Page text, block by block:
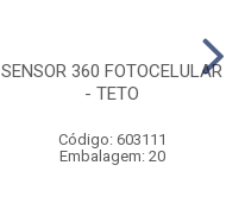
SENSOR 360 FOTOCELULAR
- TETO
Código: 603111
Embalagem: 20